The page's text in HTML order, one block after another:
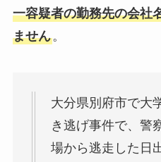
一容疑者の勤務先の会社
ません。
大分県別府市で大
き逃げ事件で、警
場から逃走した日